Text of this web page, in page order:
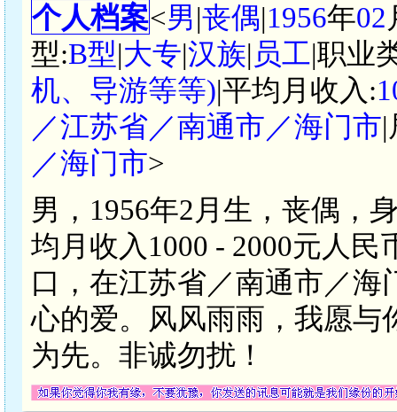
个人档案<男|丧偶|1956年02
型:B型|大专|汉族| 员工|职业
机、导游等等)|平均月收入:
／江苏省／南通市／海门市|
／海门市>
男，1956年2月生，丧偶，
均月收入1000 - 2000元人
口，在江苏省／南通市／
心的爱。风风雨雨，我愿与
为先。非诚勿扰！